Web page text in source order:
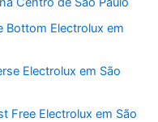
Bottom Electrolux em
Electrolux em São
Free Electrolux em São